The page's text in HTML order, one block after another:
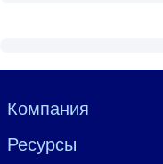
Visually hidden Text
Компания
Ресурсы